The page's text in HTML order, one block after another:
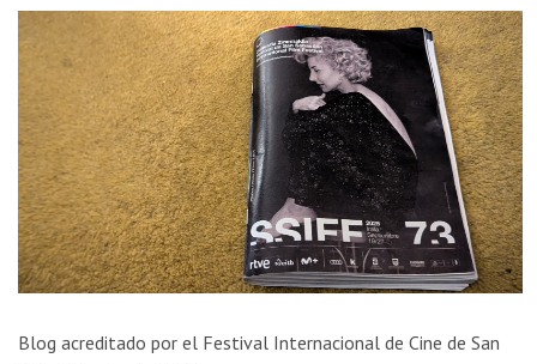
Blog acreditado por el Festival Internacional de Cine de San